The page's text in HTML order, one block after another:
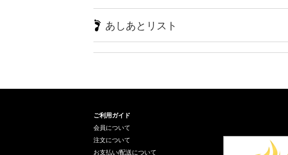
あしあとリスト
ご利用ガイド
会員について
注文について
お支払い/配送について